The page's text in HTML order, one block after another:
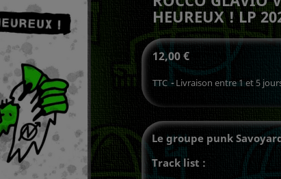
HEUREUX ! LP
12,00 €
TTC Livraison entre 1 et 5
Le groupe punk
Track list :